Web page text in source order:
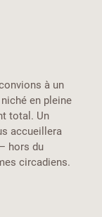
à un
en pleine
total. Un
accueillera
hors du
circadiens.